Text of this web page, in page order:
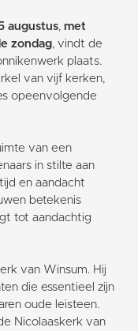
augustus, met
zondag, vindt de
plaats.
van vijf kerken,
opeenvolgende
van een
in stilte aan
en aandacht
betekenis
tot aandachtig
van Winsum. Hij
die essentieel zijn
oude leisteen.
Nicolaaskerk van